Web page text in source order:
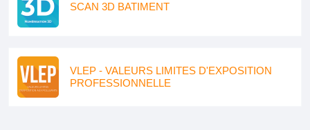
SCAN 3D BATIMENT
VLEP - VALEURS LIMITES D'EXPOSITION
PROFESSIONNELLE